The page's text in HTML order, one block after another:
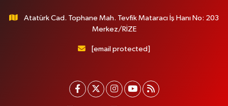
Atatürk Cad. Tophane Mah. Tevfik Mataracı İş Hanı No: 203
Merkez/RİZE
[email protected]